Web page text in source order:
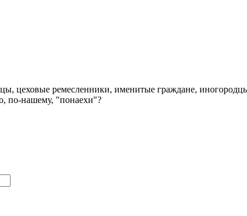
цеховые ремесленники, именитые граждане,
по-нашему, "понаехи"?